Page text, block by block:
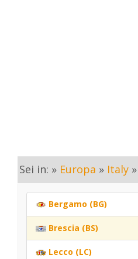
Sei in: » Europa » Italy »
Bergamo (BG)
Brescia (BS)
Lecco (LC)